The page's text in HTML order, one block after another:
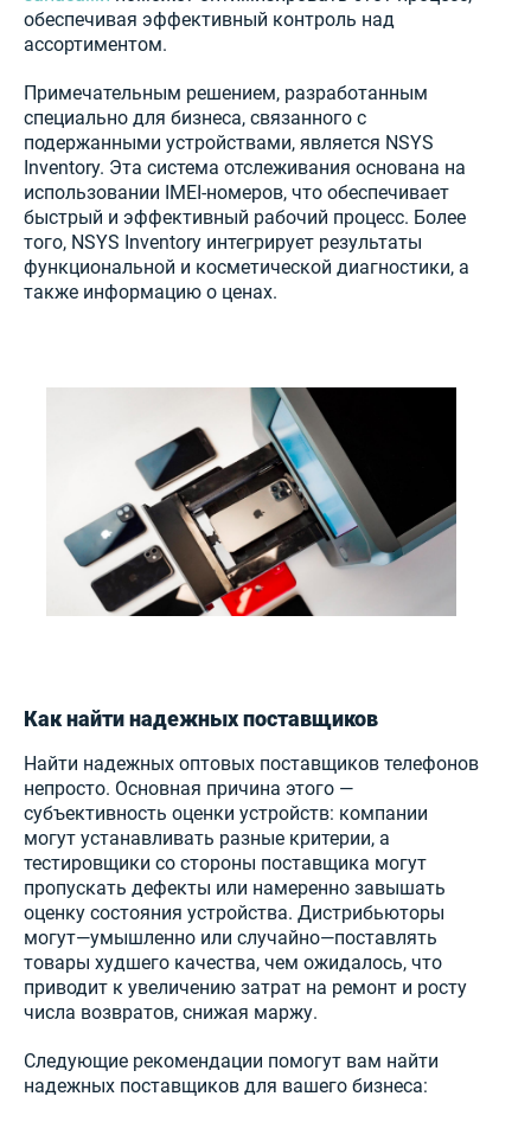
обеспечивая эффективный контроль над
ассортиментом.
Примечательным решением, разработанным
специально для бизнеса, связанного с
подержанными устройствами, является NSYS
Inventory. Эта система отслеживания основана на
использовании IMEI-номеров, что обеспечивает
быстрый и эффективный рабочий процесс. Более
того, NSYS Inventory интегрирует результаты
функциональной и косметической диагностики, а
также информацию о ценах.
Как найти надежных поставщиков
Найти надежных оптовых поставщиков телефонов
непросто. Основная причина этого —
субъективность оценки устройств: компании
могут устанавливать разные критерии, а
тестировщики со стороны поставщика могут
пропускать дефекты или намеренно завышать
оценку состояния устройства. Дистрибьюторы
могут—умышленно или случайно—поставлять
товары худшего качества, чем ожидалось, что
приводит к увеличению затрат на ремонт и росту
числа возвратов, снижая маржу.
Следующие рекомендации помогут вам найти
надежных поставщиков для вашего бизнеса: